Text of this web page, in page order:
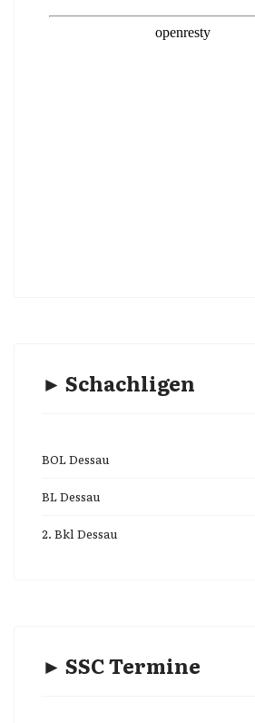
► Schachligen
BOL Dessau
BL Dessau
2. Bkl Dessau
► SSC Termine